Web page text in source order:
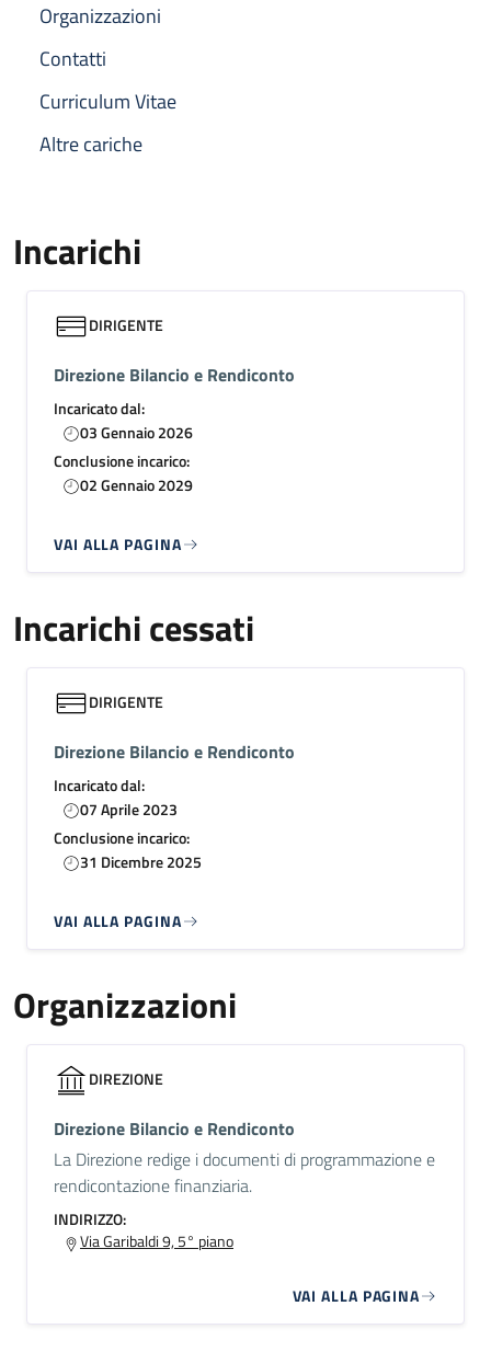
Organizzazioni
Contatti
Curriculum Vitae
Altre cariche
Incarichi
DIRIGENTE
Direzione Bilancio e Rendiconto
Incaricato dal:
03 Gennaio 2026
Conclusione incarico:
02 Gennaio 2029
VAI ALLA PAGINA
Incarichi cessati
DIRIGENTE
Direzione Bilancio e Rendiconto
Incaricato dal:
07 Aprile 2023
Conclusione incarico:
31 Dicembre 2025
VAI ALLA PAGINA
Organizzazioni
DIREZIONE
Direzione Bilancio e Rendiconto
La Direzione redige i documenti di programmazione e
rendicontazione finanziaria.
INDIRIZZO:
Via Garibaldi 9, 5° piano
VAI ALLA PAGINA